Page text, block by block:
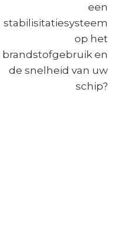
een
stabilisitatiesysteem
op het
brandstofgebruik en
de snelheid van uw
schip?